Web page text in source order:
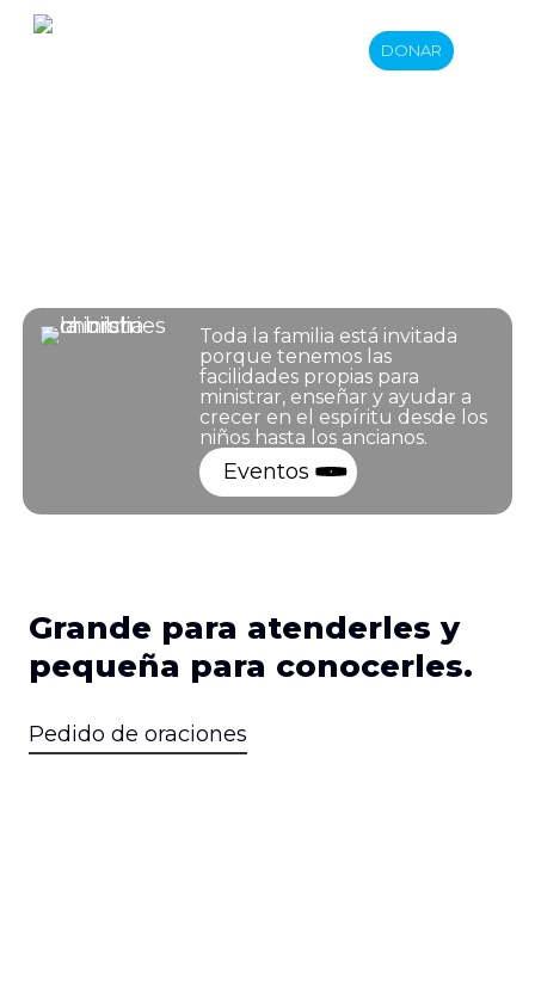
Skip
DONAR
Toda la familia está invitada
porque tenemos las
facilidades propias para
ministrar, enseñar y ayudar a
crecer en el espíritu desde los
niños hasta los ancianos.
Eventos
Grande para atenderles y
pequeña para conocerles.
Pedido de oraciones